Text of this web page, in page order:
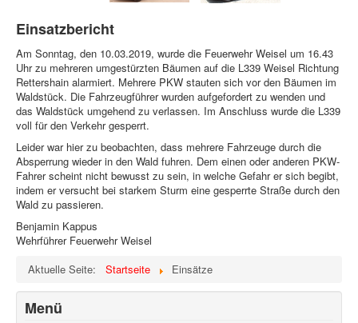
Einsatzbericht
Am Sonntag, den 10.03.2019, wurde die Feuerwehr Weisel um 16.43
Uhr zu mehreren umgestürzten Bäumen auf die L339 Weisel Richtung
Rettershain alarmiert. Mehrere PKW stauten sich vor den Bäumen im
Waldstück. Die Fahrzeugführer wurden aufgefordert zu wenden und
das Waldstück umgehend zu verlassen. Im Anschluss wurde die L339
voll für den Verkehr gesperrt.
Leider war hier zu beobachten, dass mehrere Fahrzeuge durch die
Absperrung wieder in den Wald fuhren. Dem einen oder anderen PKW-
Fahrer scheint nicht bewusst zu sein, in welche Gefahr er sich begibt,
indem er versucht bei starkem Sturm eine gesperrte Straße durch den
Wald zu passieren.
Benjamin Kappus
Wehrführer Feuerwehr Weisel
Aktuelle Seite:
Startseite Einsätze
Menü